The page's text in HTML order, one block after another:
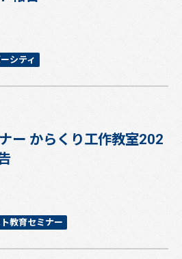
シティ
ー からくり工作教室202
ト教育セミナー